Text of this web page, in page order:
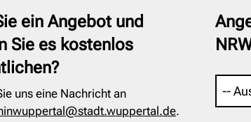
ein Angebot und
Sie es kostenlos
uns eine Nachricht an
.